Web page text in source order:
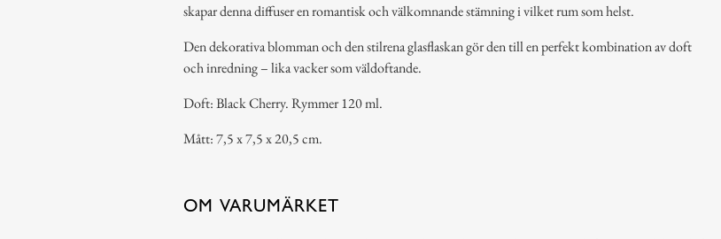
skapar denna diffuser en romantisk och välkomnande stämning i vilket rum som helst.
Den dekorativa blomman och den stilrena glasflaskan gör den till en perfekt kombination av doft
och inredning – lika vacker som väldoftande.
Doft: Black Cherry. Rymmer 120 ml.
Mått: 7,5 x 7,5 x 20,5 cm.
OM VARUMÄRKET